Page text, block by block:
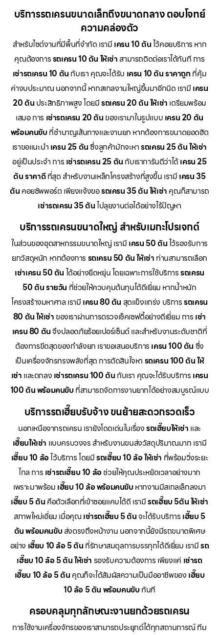
บริการรถเครนขนาดเล็กถึงขนาดกลาง ตอบโจทย์
ความคล่องตัว
สำหรับไซต์งานที่มีพื้นที่จำกัด เรามี เครน 10 ตันไว้คอยบริการ หาก
คุณต้องการรถเครน 10 ตัน ให้เช่า สามารถติดต่อเราได้ทันที การ
เช่ารถเครน 10 ตัน กับเรา คุณจะได้รับ เครน 10 ตัน ราคาถูกที่คุ้ม
ค่างบประมาณ นอกจากนี้ หากสเกลงานใหญ่ขึ้นมาอีกนิด เรามี เครน
20 ตัน ประสิทธิภาพสูง โดยมีรถเครน 20 ตัน ให้เช่า เตรียมพร้อม
เสมอ การ เช่ารถเครน 20 ตัน ของเรามาในรูปแบบ เครน 20 ตัน
พร้อมคนขับ ที่ชำนาญเส้นทางและงานยก หากต้องการขนาดยอดฮิต
เราขอแนะนำ เครน 25 ตันซึ่งลูกค้ามักจะหารถเครน 25 ตัน ให้เช่า
อยู่เป็นประจำ การ เช่ารถเครน 25 ตัน กับเราการันตีว่าได้เครน 25
ตัน ราคาดีที่สุด สำหรับงานเหล็กโครงสร้างที่สูงขึ้น เรามี เครน 35
ตัน คอยซัพพอร์ต เพียงแจ้งขอรถเครน 35 ตัน ให้เช่า คุณก็สามารถ
เช่ารถเครน 35 ตันไปลุยงานต่อได้อย่างไร้ปัญหา
บริการรถเครนขนาดใหญ่ สำหรับเมกะโปรเจกต์
ในส่วนของอุตสาหกรรมขนาดใหญ่ เรามี เครน 50 ตันไว้รองรับการ
ยกวัสดุหนัก หากต้องการ รถเครน 50 ตัน ให้เช่า ท่านสามารถเลือก
เช่าเครน 50 ตัน ได้อย่างยืดหยุ่น โดยเฉพาะการใช้บริการรถเครน
50 ตัน รายวัน ที่ช่วยให้ควบคุมต้นทุนได้ดีเยี่ยม หากน้ำหนัก
โครงสร้างมหาศาล เรามี เครน 80 ตัน สุดแข็งแกร่ง บริการรถเครน
80 ตัน ให้เช่า ของเราผ่านการตรวจเช็คเซฟตี้อย่างดีเยี่ยม การ เช่า
เครน 80 ตันจึงปลอดภัยร้อยเปอร์เซ็นต์ และสำหรับงานระดับชาติที่
ต้องการขีดสุดของกำลังยก เราขอเสนอบริการ เครน 100 ตัน ซึ่ง
เป็นเครื่องจักรทรงพลังที่สุด การตัดสินใจหา รถเครน 100 ตัน ให้
เช่า และตกลง เช่ารถเครน 100 ตัน กับเรา คุณจะได้รับบริการ เครน
100 ตัน พร้อมคนขับ ที่สามารถจัดการงานยากได้อย่างสมบูรณ์แบบ
บริการรถเฮี๊ยบรับจ้าง ขนย้ายสะดวกรวดเร็ว
นอกเหนือจากรถเครน เรายังโดดเด่นในเรื่องรถเฮี๊ยบให้เช่า และ
เฮี๊ยบให้เช่า แบบครบวงจร สำหรับงานขนส่งวัสดุปริมาณมาก เรามี
เฮี๊ยบ 10 ล้อไว้บริการ โดยมีรถเฮี๊ยบ 10 ล้อ ให้เช่า ที่พร้อมวิ่งระยะ
ไกล การ เช่ารถเฮี๊ยบ 10 ล้อช่วยให้คุณประหยัดเวลาอย่างมาก
เพราะมาพร้อม เฮี๊ยบ 10 ล้อ พร้อมคนขับ หากงานมีสเกลเล็กลงมา
เฮี๊ยบ 5 ตัน คือตัวเลือกที่เข้าซอยแคบได้ดี เรามีรถเฮี๊ยบ 5ตัน ให้เช่า
สภาพใหม่เอี่ยม เมื่อคุณ เช่ารถเฮี๊ยบ 5 ตันจะได้รับบริการ เฮี๊ยบ 5
ตัน พร้อมคนขับ ส่งตรงถึงหน้างาน นอกจากนี้ยังมีรถขนาดพิเศษ
อย่าง เฮี๊ยบ 10 ล้อ 5 ตัน ที่รักษาสมดุลการบรรทุกได้ดีเยี่ยม เรามีรถ
เฮี๊ยบ 10 ล้อ 5 ตัน ให้เช่า รองรับความต้องการ เพียงแค่ เช่ารถ
เฮี๊ยบ 10 ล้อ 5 ตัน คุณก็จะได้สัมผัสความเป็นมืออาชีพของ เฮี๊ยบ
10 ล้อ 5 ตัน พร้อมคนขับ ทันที
ครอบคลุมทุกลักษณะงานยกด้วยรถเครน
การใช้งานเครื่องจักรของเราสามารถประยุกต์ได้ทุกสถานการณ์ ทีม